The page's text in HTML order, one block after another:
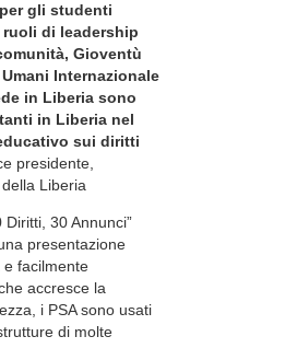
gli studenti
di leadership
Gioventù
Internazionale
in Liberia sono
in Liberia nel
sui diritti
presidente,
Liberia
Diritti, 30 Annunci”
presentazione
e facilmente
accresce la
i PSA sono usati
di molte